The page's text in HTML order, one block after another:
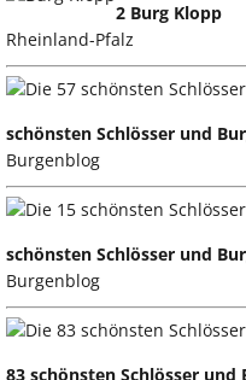
2 Burg Klopp
Rheinland-Pfalz
schönsten Schlösser und
Burgenblog
schönsten Schlösser und
Burgenblog
83 schönsten Schlösser und